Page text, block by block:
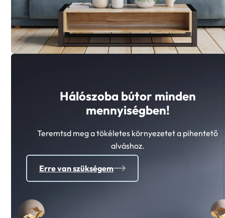
Hálószoba bútor minden
mennyiségben!
Teremtsd meg a tökéletes környezetet a pihentető
alváshoz.
Erre van szükségem